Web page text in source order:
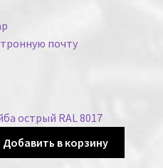
почту
острый RAL 8017
Добавить в корзину